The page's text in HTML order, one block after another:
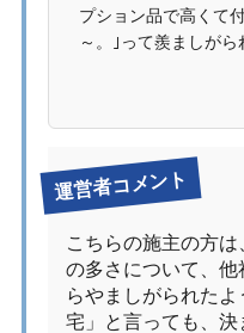
プション品で高くて
～。｣って羨ましがら
運営者コメント
こちらの施主の方
の多さについて、他
らやましがられた
宅」と言っても、